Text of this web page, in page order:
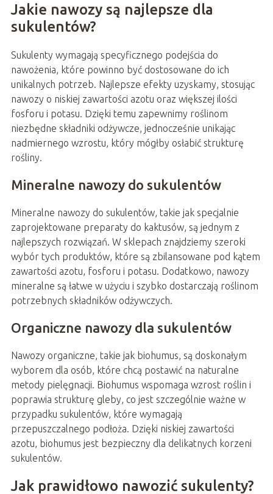
Jakie nawozy są najlepsze dla
sukulentów?
Sukulenty wymagają specyficznego podejścia do
nawożenia, które powinno być dostosowane do ich
unikalnych potrzeb. Najlepsze efekty uzyskamy, stosując
nawozy o niskiej zawartości azotu oraz większej ilości
fosforu i potasu. Dzięki temu zapewnimy roślinom
niezbędne składniki odżywcze, jednocześnie unikając
nadmiernego wzrostu, który mógłby osłabić strukturę
rośliny.
Mineralne nawozy do sukulentów
Mineralne nawozy do sukulentów, takie jak specjalnie
zaprojektowane preparaty do kaktusów, są jednym z
najlepszych rozwiązań. W sklepach znajdziemy szeroki
wybór tych produktów, które są zbilansowane pod kątem
zawartości azotu, fosforu i potasu. Dodatkowo, nawozy
mineralne są łatwe w użyciu i szybko dostarczają roślinom
potrzebnych składników odżywczych.
Organiczne nawozy dla sukulentów
Nawozy organiczne, takie jak biohumus, są doskonałym
wyborem dla osób, które chcą postawić na naturalne
metody pielęgnacji. Biohumus wspomaga wzrost roślin i
poprawia strukturę gleby, co jest szczególnie ważne w
przypadku sukulentów, które wymagają
przepuszczalnego podłoża. Dzięki niskiej zawartości
azotu, biohumus jest bezpieczny dla delikatnych korzeni
sukulentów.
Jak prawidłowo nawozić sukulenty?